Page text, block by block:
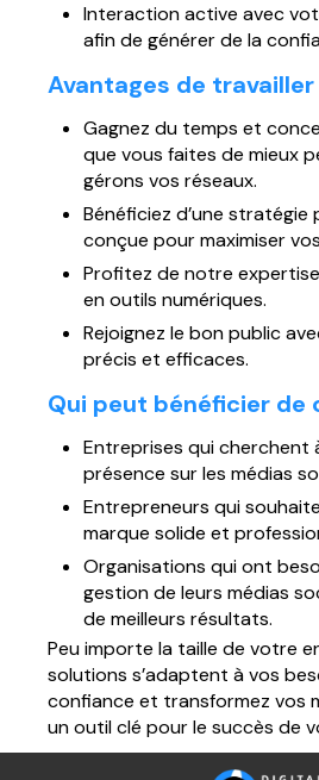
Interaction active avec
afin de générer de la
Avantages de
Gagnez du temps et
que vous faites de mieux
gérons vos réseaux.
Bénéficiez d’une stratégie
conçue pour maximiser
Profitez de notre
en outils numériques.
Rejoignez le bon public
précis et efficaces.
Qui peut bénéficier de
Entreprises qui cherchent
présence sur les médias
Entrepreneurs qui
marque solide et
Organisations qui ont
gestion de leurs médias
de meilleurs résultats.
Peu importe la taille de votre
solutions s’adaptent à vos
confiance et transformez vos
un outil clé pour le succès de